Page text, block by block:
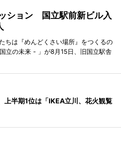
ション 国立駅前新ビル入
ちは『めんどくさい場所』をつくるの
立の未来 - 」が8月15日、旧国立駅舎
上半期1位は「IKEA立川、花火観覧